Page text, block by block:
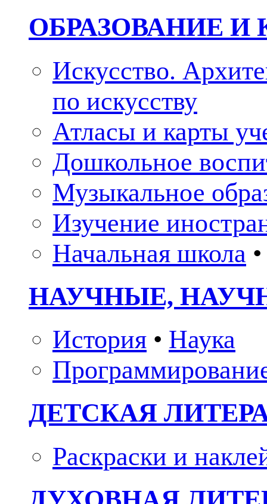
ОБРАЗОВАНИЕ И
Искусство.
по искусству
Атласы и карты
Дошкольное
Музыкальное
Изучение
Начальная школа •
НАУЧНЫЕ,
История • Наука
ДЕТСКАЯ
Раскраски и